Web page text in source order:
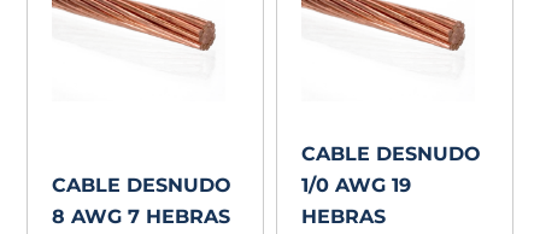
CABLE DESNUDO
8 AWG 7 HEBRAS
CABLE DESNUDO
1/0 AWG 19
HEBRAS